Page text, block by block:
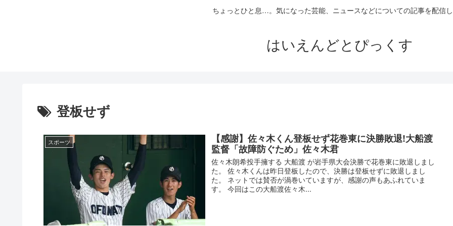
ちょっとひと息…。気になった芸能、ニュースなどについての記事を配信
はいえんどとぴっくす
登板せず
スポーツ
【感謝】佐々木くん登板せず花巻東に決勝敗退!大船渡
監督「故障防ぐため」佐々木君
佐々木朗希投手擁する 大船渡 が岩手県大会決勝で花巻東に敗退しまし
た。 佐々木くんは昨日登板したので、決勝は登板せずに敗退しまし
た。 ネットでは賛否が渦巻いていますが、感謝の声もあふれていま
す。 今回はこの大船渡佐々木...